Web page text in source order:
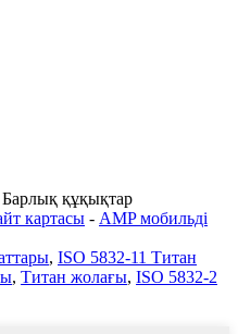
құқықтар
картасы - AMP мобильді
, ISO 5832-11 Титан
, Титан жолағы, ISO 5832-2